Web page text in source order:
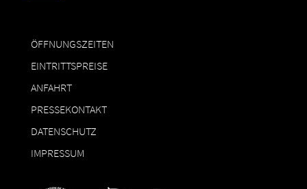
ÖFFNUNGSZEITEN
EINTRITTSPREISE
ANFAHRT
PRESSEKONTAKT
DATENSCHUTZ
IMPRESSUM